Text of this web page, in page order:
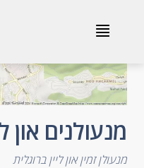
מנעולנים און
≣
מנעולנים און
מנעולן זמין און ליין ברוגלית